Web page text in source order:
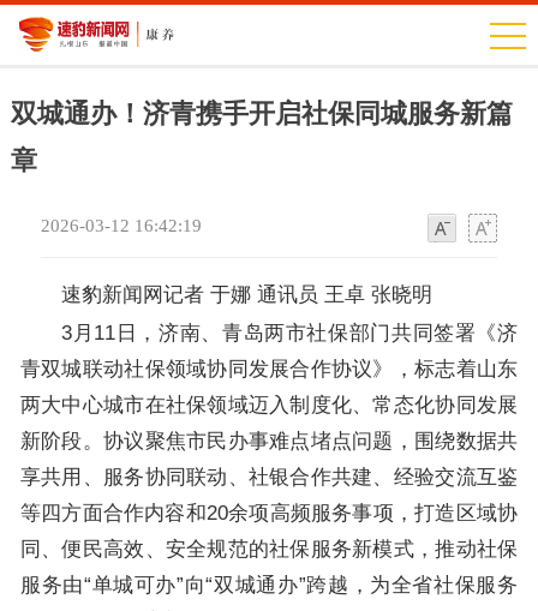
双城通办！济青携手开启社保同城服务新篇
章
2026-03-12 16:42:19
速豹新闻网记者 于娜 通讯员 王卓 张晓明
3月11日，济南、青岛两市社保部门共同签署《济
青双城联动社保领域协同发展合作协议》，标志着山东
两大中心城市在社保领域迈入制度化、常态化协同发展
新阶段。协议聚焦市民办事难点堵点问题，围绕数据共
享共用、服务协同联动、社银合作共建、经验交流互鉴
等四方面合作内容和20余项高频服务事项，打造区域协
同、便民高效、安全规范的社保服务新模式，推动社保
服务由“单城可办”向“双城通办”跨越，为全省社保服务